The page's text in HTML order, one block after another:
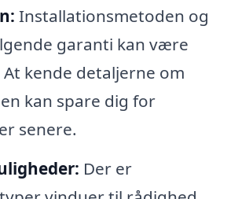
Installationsmetoden og
garanti kan være
kende detaljerne om
kan spare dig for
senere.
Der er